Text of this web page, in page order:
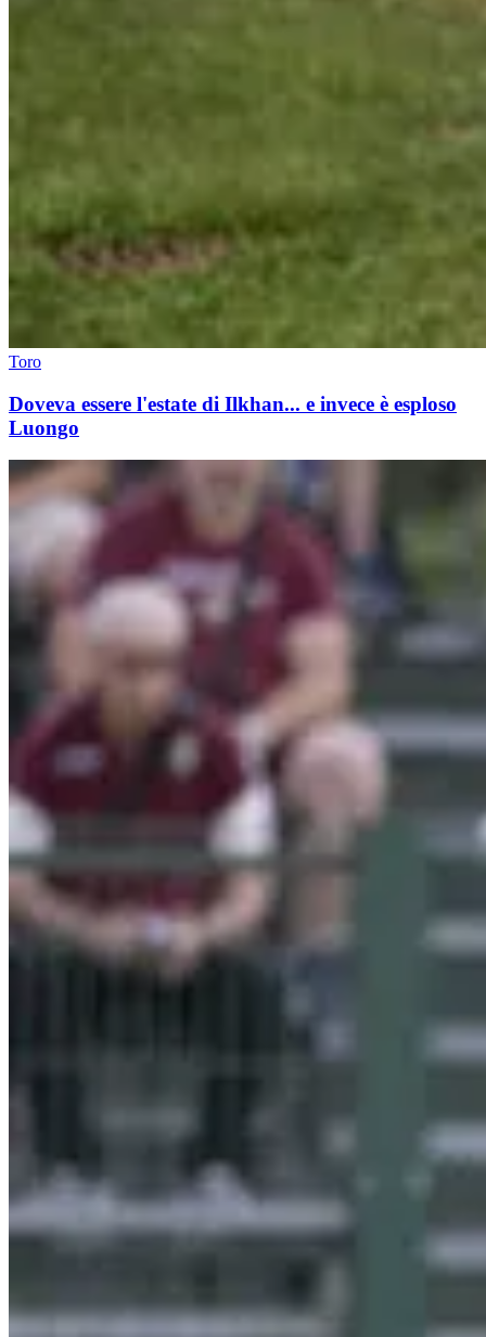
Toro
Doveva essere l'estate di Ilkhan... e invece è esploso
Luongo